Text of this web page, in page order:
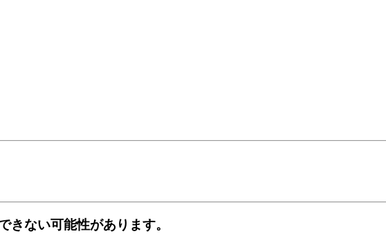
きない可能性があります。